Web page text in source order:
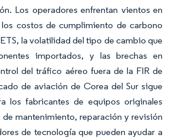
Los operadores enfrentan vientos en
costos de cumplimiento de carbono
la volatilidad del tipo de cambio que
importados, y las brechas en
del tráfico aéreo fuera de la FIR de
de aviación de Corea del Sur sigue
los fabricantes de equipos originales
de mantenimiento, reparación y revisión
de tecnología que pueden ayudar a